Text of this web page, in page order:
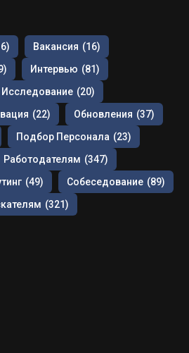
Вакансия (16)
Интервью (81)
Исследование (20)
(22) Обновления (37)
Подбор Персонала (23)
Работодателям (347)
(49) Собеседование (89)
(321)